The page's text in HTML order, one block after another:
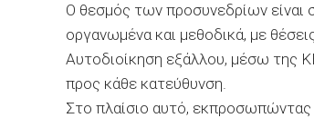
Ο θεσμός των προσυνεδρίων είναι
οργανωμένα και μεθοδικά, με
Αυτοδιοίκηση εξάλλου, μέσω της
προς κάθε κατεύθυνση.
Στο πλαίσιο αυτό,